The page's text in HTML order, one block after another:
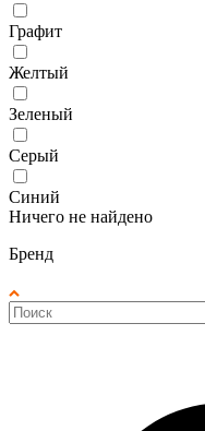
Графит
Желтый
Зеленый
Серый
Синий
Ничего не найдено
Бренд